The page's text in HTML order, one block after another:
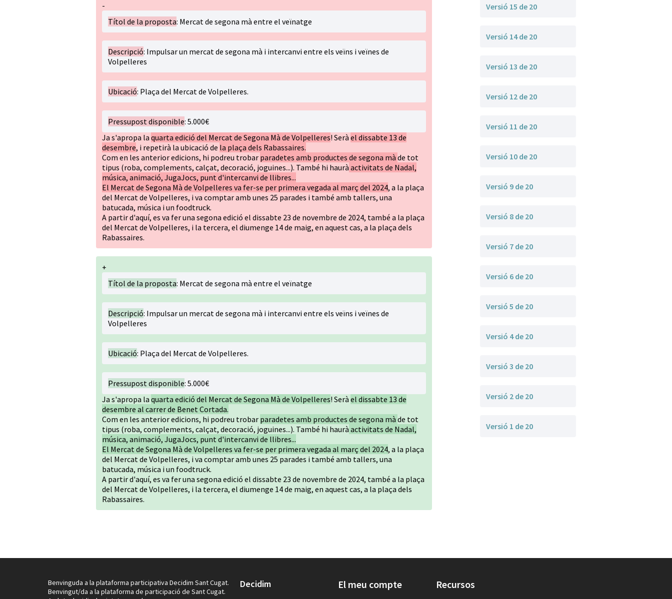
-
Títol de la proposta: Mercat de segona mà entre el veïnatge
Descripció: Impulsar un mercat de segona mà i intercanvi entre els veïns i veïnes de
Volpelleres
Ubicació: Plaça del Mercat de Volpelleres.
Pressupost disponible: 5.000€
Ja s'apropa la quarta edició del Mercat de Segona Mà de Volpelleres! Serà el dissabte 13 de
desembre, i repetirà la ubicació de la plaça dels Rabassaires.
Com en les anterior edicions, hi podreu trobar paradetes amb productes de segona mà de tot
tipus (roba, complements, calçat, decoració, joguines...). També hi haurà activitats de Nadal,
música, animació, JugaJocs, punt d'intercanvi de llibres...
El Mercat de Segona Mà de Volpelleres va fer-se per primera vegada al març del 2024, a la plaça
del Mercat de Volpelleres, i va comptar amb unes 25 parades i també amb tallers, una
batucada, música i un foodtruck.
A partir d'aquí, es va fer una segona edició el dissabte 23 de novembre de 2024, també a la plaça
del Mercat de Volpelleres, i la tercera, el diumenge 14 de maig, en aquest cas, a la plaça dels
Rabassaires.
+
Títol de la proposta: Mercat de segona mà entre el veïnatge
Descripció: Impulsar un mercat de segona mà i intercanvi entre els veïns i veïnes de
Volpelleres
Ubicació: Plaça del Mercat de Volpelleres.
Pressupost disponible: 5.000€
Ja s'apropa la quarta edició del Mercat de Segona Mà de Volpelleres! Serà el dissabte 13 de
desembre al carrer de Benet Cortada.
Com en les anterior edicions, hi podreu trobar paradetes amb productes de segona mà de tot
tipus (roba, complements, calçat, decoració, joguines...). També hi haurà activitats de Nadal,
música, animació, JugaJocs, punt d'intercanvi de llibres...
El Mercat de Segona Mà de Volpelleres va fer-se per primera vegada al març del 2024, a la plaça
del Mercat de Volpelleres, i va comptar amb unes 25 parades i també amb tallers, una
batucada, música i un foodtruck.
A partir d'aquí, es va fer una segona edició el dissabte 23 de novembre de 2024, també a la plaça
del Mercat de Volpelleres, i la tercera, el diumenge 14 de maig, en aquest cas, a la plaça dels
Rabassaires.
Versió 15 de 20
Versió 14 de 20
Versió 13 de 20
Versió 12 de 20
Versió 11 de 20
Versió 10 de 20
Versió 9 de 20
Versió 8 de 20
Versió 7 de 20
Versió 6 de 20
Versió 5 de 20
Versió 4 de 20
Versió 3 de 20
Versió 2 de 20
Versió 1 de 20
Benvinguda a la plataforma participativa Decidim Sant Cugat.
Benvingut/da a la plataforma de participació de Sant Cugat.
Decidim El meu compte Recursos